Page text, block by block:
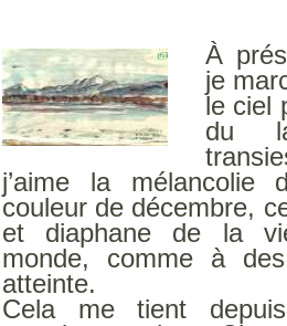
À
je
le ciel
du
j’aime la
couleur de décembre,
et diaphane de la
monde, comme à
atteinte.
Cela me tient